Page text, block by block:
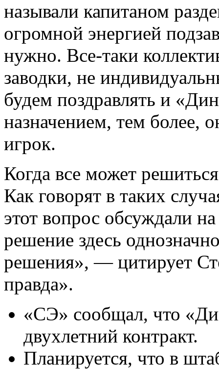
называли капитаном
огромной энергией
нужно. Все-таки
заводки, не
будем поздравлять и
назначением, тем более,
игрок.
Когда все может
Как говорят в таких
этот вопрос обсуждали
решение здесь
решения», — цитирует
правда».
«СЭ» сообщал, что
двухлетний контракт.
Планируется, что в